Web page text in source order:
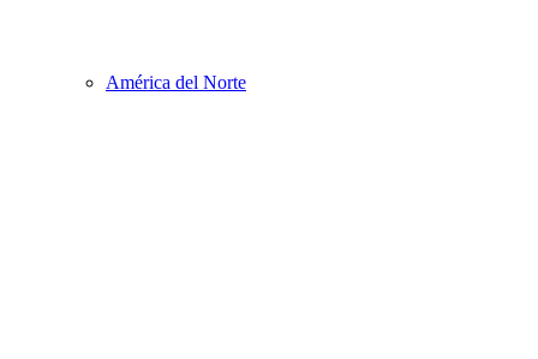
América del Norte